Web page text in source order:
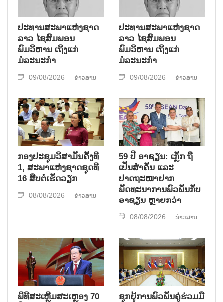
ປະທານສະພາແຫ່ງຊາດ
ລາວ ໄຊສົມພອນ
ພົມວິຫານ ເຖິງແກ່
ມໍລະນະກຳ
09/08/2026 ຂ່າວສານ
ປະທານສະພາແຫ່ງຊາດ
ລາວ ໄຊສົມພອນ
ພົມວິຫານ ເຖິງແກ່
ມໍລະນະກຳ
09/08/2026 ຂ່າວສານ
ກອງປະຊຸມວິສາມັນຄັ້ງທີ
1, ສະພາແຫ່ງຊາດຊຸດທີ
16 ສືບຕໍ່ເຮັດວຽກ
08/08/2026 ຂ່າວສານ
59 ປີ ອາຊຽນ: ເກຼັກ ຖື
ເປັນສຳຄັນ ແລະ
ປາດຖະໜາຢາກ
ພັດທະນາການພົວພັນກັບ
ອາຊຽນ ຫຼາຍກວ່າ
08/08/2026 ຂ່າວສານ
ພິທີສະເຫຼີມສະເຫຼອງ 70
ຊຸກ​ຍູ້​ການ​ພົວ​ພັນ​ຄູ່​ຮ່ວມ​ມື​